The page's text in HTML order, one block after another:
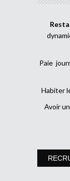
Paie
Habiter
Avoir